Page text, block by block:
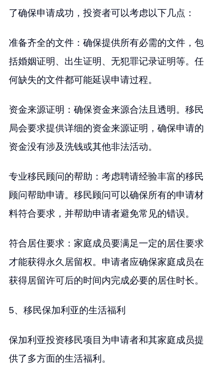
了确保申请成功，投资者可以考虑以下几点：
准备齐全的文件：确保提供所有必需的文件，包
括婚姻证明、出生证明、无犯罪记录证明等。任
何缺失的文件都可能延误申请过程。
资金来源证明：确保资金来源合法且透明。移民
局会要求提供详细的资金来源证明，确保申请的
资金没有涉及洗钱或其他非法活动。
专业移民顾问的帮助：考虑聘请经验丰富的移民
顾问帮助申请。移民顾问可以确保所有的申请材
料符合要求，并帮助申请者避免常见的错误。
符合居住要求：家庭成员要满足一定的居住要求
才能获得永久居留权。申请者应确保家庭成员在
获得居留许可后的时间内完成必要的居住时长。
5、移民保加利亚的生活福利
保加利亚投资移民项目为申请者和其家庭成员提
供了多方面的生活福利。